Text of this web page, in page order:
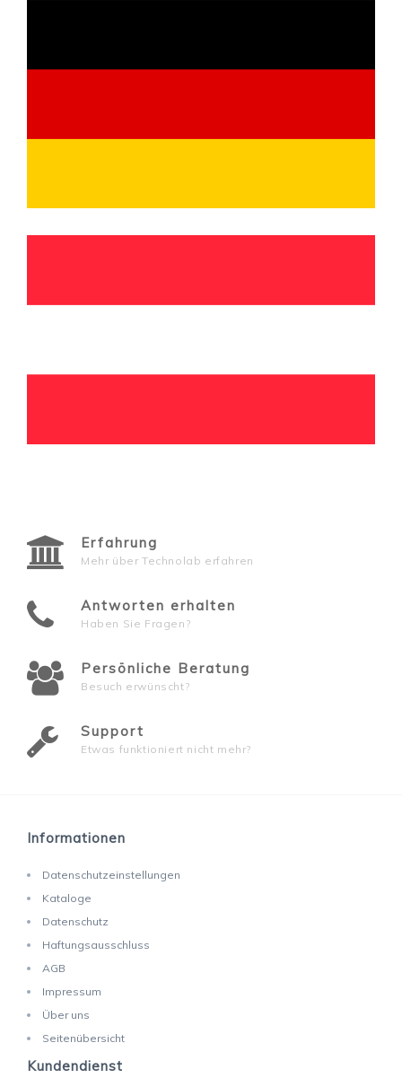
Erfahrung
Mehr über Technolab erfahren
Antworten erhalten
Haben Sie Fragen?
Persönliche Beratung
Besuch erwünscht?
Support
Etwas funktioniert nicht mehr?
Informationen
Datenschutzeinstellungen
Kataloge
Datenschutz
Haftungsausschluss
AGB
Impressum
Über uns
Seitenübersicht
Kundendienst